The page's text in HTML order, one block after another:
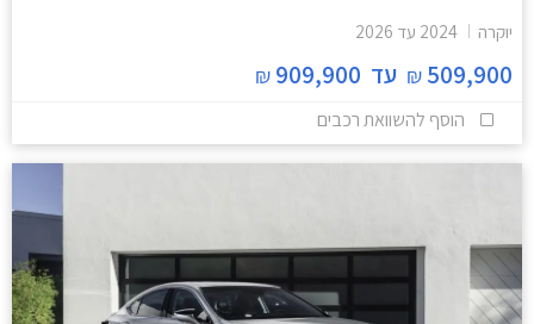
יוקרה 2024 עד 2026
509,900
₪ עד 909,900
₪
הוסף להשוואת רכבים